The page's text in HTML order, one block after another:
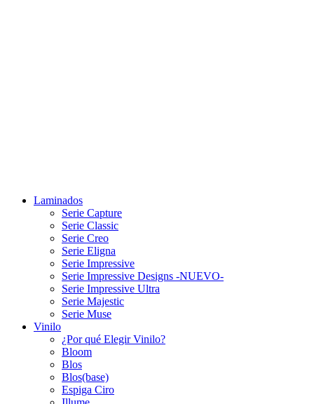
Laminados
Serie Capture
Serie Classic
Serie Creo
Serie Eligna
Serie Impressive
Serie Impressive Designs -NUEVO-
Serie Impressive Ultra
Serie Majestic
Serie Muse
Vinilo
¿Por qué Elegir Vinilo?
Bloom
Blos
Blos(base)
Espiga Ciro